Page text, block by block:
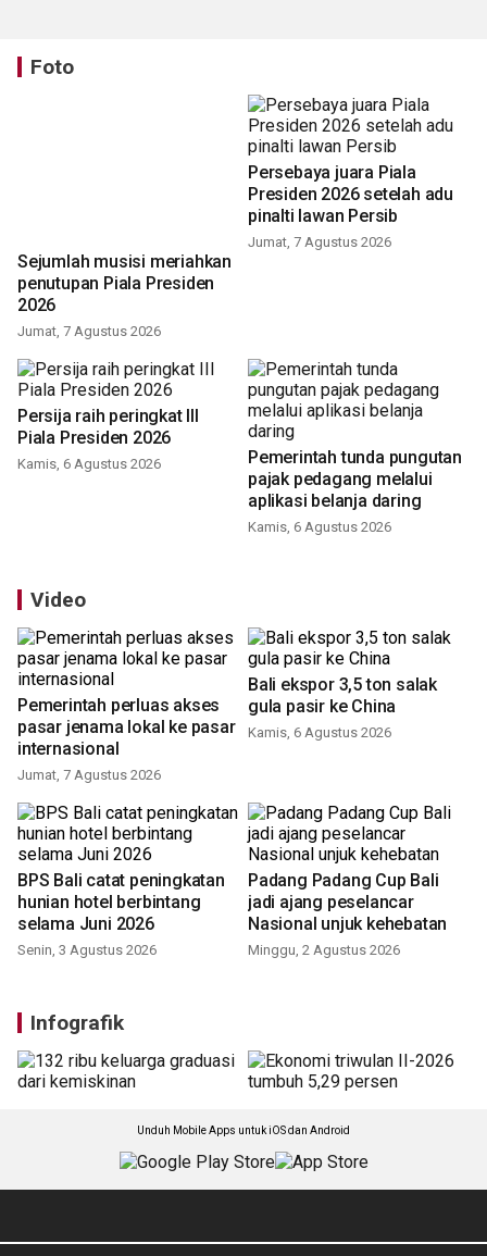
Foto
Sejumlah musisi meriahkan
penutupan Piala Presiden
2026
Jumat, 7 Agustus 2026
Persebaya juara Piala
Presiden 2026 setelah adu
pinalti lawan Persib
Jumat, 7 Agustus 2026
Persija raih peringkat III
Piala Presiden 2026
Kamis, 6 Agustus 2026
Pemerintah tunda pungutan
pajak pedagang melalui
aplikasi belanja daring
Kamis, 6 Agustus 2026
Video
Pemerintah perluas akses
pasar jenama lokal ke pasar
internasional
Jumat, 7 Agustus 2026
Bali ekspor 3,5 ton salak
gula pasir ke China
Kamis, 6 Agustus 2026
BPS Bali catat peningkatan
hunian hotel berbintang
selama Juni 2026
Senin, 3 Agustus 2026
Padang Padang Cup Bali
jadi ajang peselancar
Nasional unjuk kehebatan
Minggu, 2 Agustus 2026
Infografik
Unduh Mobile Apps untuk iOS dan Android